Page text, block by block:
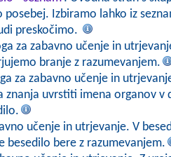
posebej. Izbiramo lahko iz
preskočimo.
za zabavno učenje in
branje z razumevanjem.
za zabavno učenje in
znanja uvrstiti imena organov v
učenje in utrjevanje. V
besedilo bere z razumevanjem.